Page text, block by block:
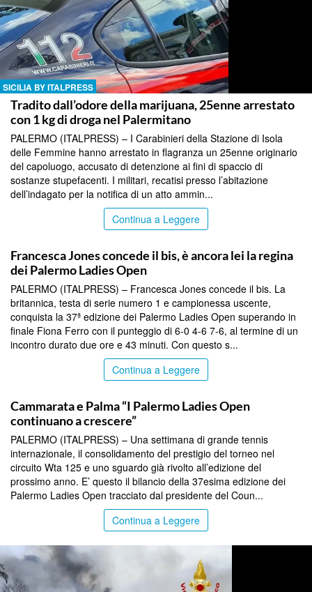
SICILIA BY ITALPRESS
Tradito dall’odore della marijuana, 25enne arrestato
con 1 kg di droga nel Palermitano
PALERMO (ITALPRESS) – I Carabinieri della Stazione di Isola
delle Femmine hanno arrestato in flagranza un 25enne originario
del capoluogo, accusato di detenzione ai fini di spaccio di
sostanze stupefacenti. I militari, recatisi presso l’abitazione
dell’indagato per la notifica di un atto ammin...
Continua a Leggere
Francesca Jones concede il bis, è ancora lei la regina
dei Palermo Ladies Open
PALERMO (ITALPRESS) – Francesca Jones concede il bis. La
britannica, testa di serie numero 1 e campionessa uscente,
conquista la 37ª edizione dei Palermo Ladies Open superando in
finale Fiona Ferro con il punteggio di 6-0 4-6 7-6, al termine di un
incontro durato due ore e 43 minuti. Con questo s...
Continua a Leggere
Cammarata e Palma “I Palermo Ladies Open
continuano a crescere”
PALERMO (ITALPRESS) – Una settimana di grande tennis
internazionale, il consolidamento del prestigio del torneo nel
circuito Wta 125 e uno sguardo già rivolto all’edizione del
prossimo anno. E’ questo il bilancio della 37esima edizione dei
Palermo Ladies Open tracciato dal presidente del Coun...
Continua a Leggere